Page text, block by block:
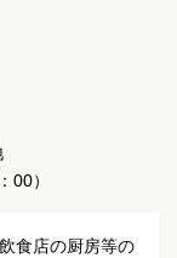
00）
食店の厨房等の